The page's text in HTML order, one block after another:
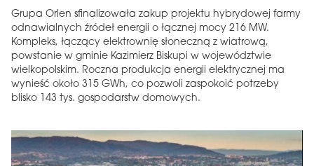
Grupa Orlen sfinalizowała zakup projektu hybrydowej farmy
odnawialnych źródeł energii o łącznej mocy 216 MW.
Kompleks, łączący elektrownię słoneczną z wiatrową,
powstanie w gminie Kazimierz Biskupi w województwie
wielkopolskim. Roczna produkcja energii elektrycznej ma
wynieść około 315 GWh, co pozwoli zaspokoić potrzeby
blisko 143 tys. gospodarstw domowych.